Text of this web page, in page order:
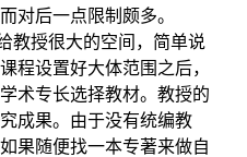
对后一点限制颇多。
教授很大的空间，简单说
程设置好大体范围之后，
术专长选择教材。教授的
成果。由于没有统编教
果随便找一本专著来做自